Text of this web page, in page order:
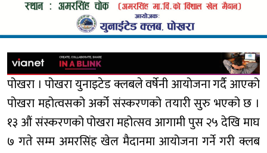
पोखरा । पोखरा युनाइटेड क्लबले वर्षेनी आयोजना गर्दै आएको
पोखरा महोत्वसको अर्को संस्करणको तयारी सुरु भएको छ ।
१३ औं संस्करणको पोखरा महोत्सव आगामी पुस २५ देखि माघ
७ गते सम्म अमरसिंह खेल मैदानमा आयोजना गर्ने गरी क्लब